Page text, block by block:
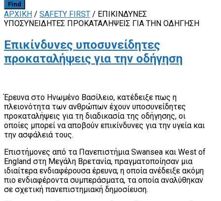
Find
ΑΡΧΙΚΗ / SAFETY FIRST / ΕΠΙΚΊΝΔΥΝΕΣ
ΥΠΟΣΥΝΕΊΔΗΤΕΣ ΠΡΟΚΑΤΑΛΉΨΕΙΣ ΓΙΑ ΤΗΝ ΟΔΉΓΗΣΗ
Επικίνδυνες υποσυνείδητες
προκαταλήψεις για την οδήγηση
Έρευνα στο Ηνωμένο Βασίλειο, κατέδειξε πως η
πλειονότητα των ανθρώπων έχουν υποσυνείδητες
προκαταλήψεις για τη διαδικασία της οδήγησης, οι
οποίες μπορεί να αποβούν επικίνδυνες για την υγεία και
την ασφάλειά τους.
Επιστήμονες από τα Πανεπιστήμια Swansea και West of
England στη Μεγάλη Βρετανία, πραγματοποίησαν μια
ιδιαίτερα ενδιαφέρουσα έρευνα, η οποία ανέδειξε ακόμη
πιο ενδιαφέροντα συμπεράσματα, τα οποία αναλύθηκαν
σε σχετική πανεπιστημιακή δημοσίευση.